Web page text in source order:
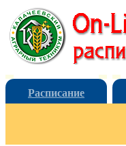
Расписание